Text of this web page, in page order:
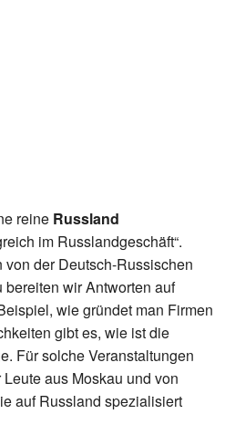
reine Russland
im Russlandgeschäft“.
der Deutsch-Russischen
wir Antworten auf
wie gründet man Firmen
gibt es, wie ist die
Für solche Veranstaltungen
aus Moskau und von
auf Russland spezialisiert